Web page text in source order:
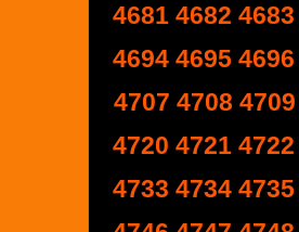
4681 4682 4683
4694 4695 4696
4707 4708 4709
4720 4721 4722
4733 4734 4735